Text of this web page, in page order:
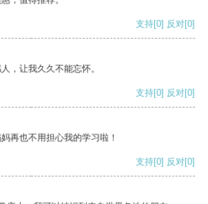
支持[0] 反对[0]
，让我久久不能忘怀。
支持[0] 反对[0]
再也不用担心我的学习啦！
支持[0] 反对[0]